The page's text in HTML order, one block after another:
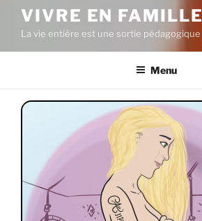
VIVRE EN FAMILLE
La vie entière est une sortie pédagogique
Menu